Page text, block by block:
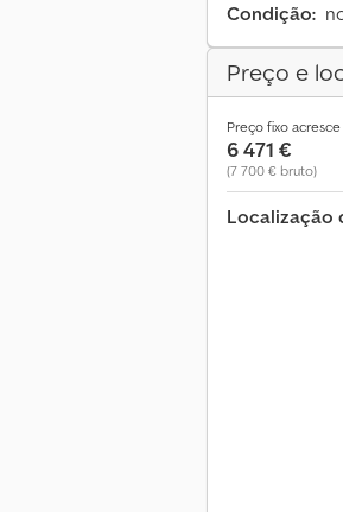
Condição:
Preço e
Preço fixo acresce
6 471 €
(7 700 € bruto)
Localização